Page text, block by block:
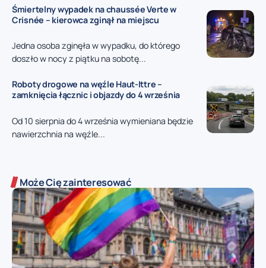
Śmiertelny wypadek na chaussée Verte w
Crisnée – kierowca zginął na miejscu
Jedna osoba zginęła w wypadku, do którego
doszło w nocy z piątku na sobotę...
Roboty drogowe na węźle Haut-Ittre –
zamknięcia łącznic i objazdy do 4 września
Od 10 sierpnia do 4 września wymieniana będzie
nawierzchnia na węźle...
Może Cię zainteresować